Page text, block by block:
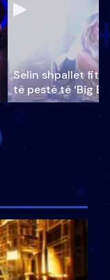
Selin shpallet
të pestë të ‘Big